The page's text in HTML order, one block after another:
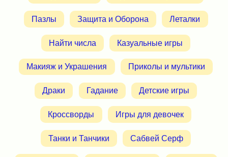
Пазлы Защита и Оборона Леталки
Найти числа Казуальные игры
Макияж и Украшения Приколы и мультики
Драки Гадание Детские игры
Кроссворды Игры для девочек
Танки и Танчики Сабвей Серф